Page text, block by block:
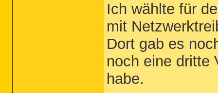
Ich wählte für
mit
Dort gab es
noch eine dritte
habe.